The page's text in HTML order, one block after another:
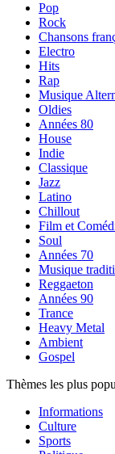
Pop
Rock
Chansons
Electro
Hits
Rap
Musique
Oldies
Années 80
House
Indie
Classique
Jazz
Latino
Chillout
Film et
Soul
Années 70
Musique
Reggaeton
Années 90
Trance
Heavy Metal
Ambient
Gospel
Thèmes les plus
Informations
Culture
Sports